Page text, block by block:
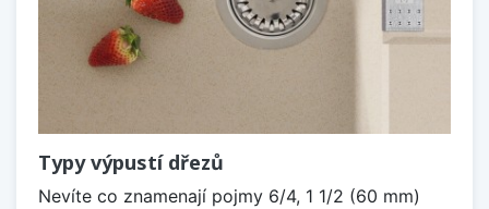
Typy výpustí dřezů
Nevíte co znamenají pojmy 6/4, 1 1/2 (60 mm)